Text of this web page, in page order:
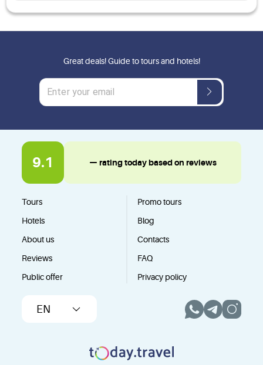
9.1 — rating today based on reviews
Tours
Promo tours
Hotels
Blog
About us
Contacts
Reviews
FAQ
Public offer
Privacy policy
EN
Great deals! Guide to tours and hotels!